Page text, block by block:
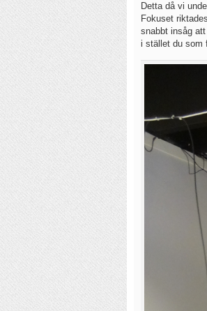
Detta då vi
Fokuset
snabbt insåg
i stället du som